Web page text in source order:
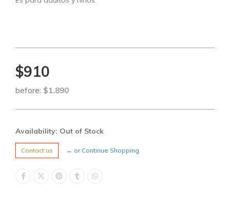
$910
before: $1.890
Availability: Out of Stock
Contact us ← or Continue Shopping